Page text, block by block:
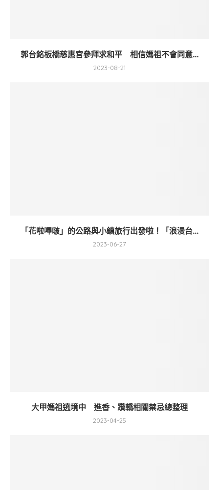
郭台銘板橋慈惠宮參拜求和平 相信媽祖不會同意...
2023-08-21
「花啦嗶啵」的公路與小鎮旅行出發啦！「浪漫台...
2023-06-27
大甲媽祖遶境中 進香、躦轎相關禁忌總整理
2023-04-25